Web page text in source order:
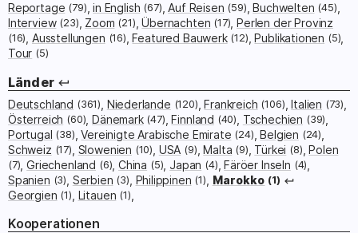
Reportage (79) in English (67) Auf Reisen (59) Buchwelten (45)
Interview (23) Zoom (21) Übernachten (17) Perlen der Provinz
(16) Ausstellungen (16) Featured Bauwerk (12) Publikationen (5)
Tour (5)
Länder
Deutschland (361) Niederlande (120) Frankreich (106) Italien (73)
Österreich (60) Dänemark (47) Finnland (40) Tschechien (39)
Portugal (38) Vereinigte Arabische Emirate (24) Belgien (24)
Schweiz (17) Slowenien (10) USA (9) Malta (9) Türkei (8) Polen
(7) Griechenland (6) China (5) Japan (4) Färöer Inseln (4)
Spanien (3) Serbien (3) Philippinen (1) Marokko (1)
Georgien (1) Litauen (1)
Kooperationen